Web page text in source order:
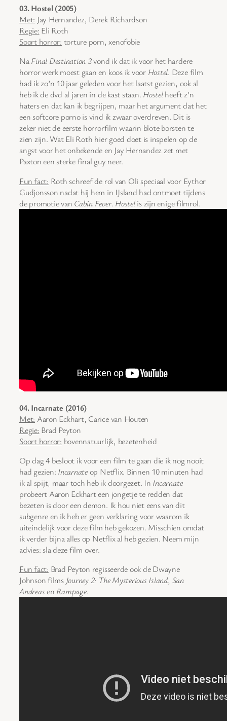
03. Hostel (2005)
Met: Jay Hernandez, Derek Richardson
Regie: Eli Roth
Soort horror: torture porn, xenofobie
NaFinal Destination 3vond ik dat ik voor het hardere
horror werk moest gaan en koos ik voor Hostel. Deze film
had ik zo’n 10 jaar geleden voor het laatst gezien, ook al
heb ik de dvd al jaren in de kast staan. Hostelheeft z’n
haters en dat kan ik begrijpen, maar het argument dat het
een softcore porno is vind ik zwaar overdreven. Dit is
zeker niet de eerste horrorfilm waarin blote borsten te
zien zijn. Wat Eli Roth hier goed doet is inspelen op de
angst voor het onbekende en Jay Hernandez zet met
Paxton een sterke final guy neer.
Fun fact: Roth schreef de rol van Oli speciaal voor Eythor
Gudjonsson nadat hij hem in IJsland had ontmoet tijdens
de promotie van Cabin Fever. Hostelis zijn enige filmrol.
04. Incarnate (2016)
Met: Aaron Eckhart, Carice van Houten
Regie: Brad Peyton
Soort horror: bovennatuurlijk, bezetenheid
Op dag 4 besloot ik voor een film te gaan die ik nog nooit
had gezien: Incarnateop Netflix. Binnen 10 minuten had
ik al spijt, maar toch heb ik doorgezet. In Incarnate
probeert Aaron Eckhart een jongetje te redden dat
bezeten is door een demon. Ik hou niet eens van dit
subgenre en ik heb er geen verklaring voor waarom ik
uiteindelijk voor deze film heb gekozen. Misschien omdat
ik verder bijna alles op Netflix al heb gezien. Neem mijn
advies: sla deze film over.
Fun fact: Brad Peyton regisseerde ook de Dwayne
Johnson films Journey 2: The Mysterious Island, San
Andreasen Rampage.